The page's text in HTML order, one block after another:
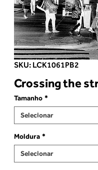
SKU: LCK1061PB2
Crossing the
Tamanho *
Moldura *